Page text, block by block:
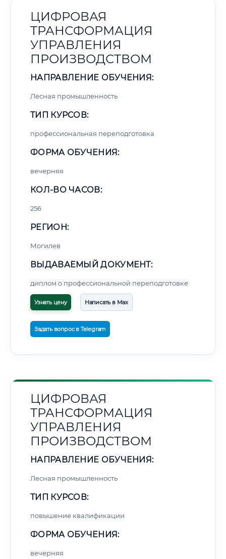
ЦИФРОВАЯ
ТРАНСФОРМАЦИЯ
УПРАВЛЕНИЯ
ПРОИЗВОДСТВОМ
НАПРАВЛЕНИЕ ОБУЧЕНИЯ:
Лесная промышленность
ТИП КУРСОВ:
профессиональная переподготовка
ФОРМА ОБУЧЕНИЯ:
вечерняя
КОЛ-ВО ЧАСОВ:
256
РЕГИОН:
Могилев
ВЫДАВАЕМЫЙ ДОКУМЕНТ:
диплом о профессиональной переподготовке
Узнать цену Написать в Max
Задать вопрос в Telegram
ЦИФРОВАЯ
ТРАНСФОРМАЦИЯ
УПРАВЛЕНИЯ
ПРОИЗВОДСТВОМ
НАПРАВЛЕНИЕ ОБУЧЕНИЯ:
Лесная промышленность
ТИП КУРСОВ:
повышение квалификации
ФОРМА ОБУЧЕНИЯ:
вечерняя